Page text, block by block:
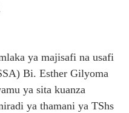
KUWA MDHAMINI
wa Benki ya Biashara
wanafunzi 85 kwenda
ya majisafi na usafi
Bi. Esther Gilyoma
ya sita kuanza
ya thamani ya TShs